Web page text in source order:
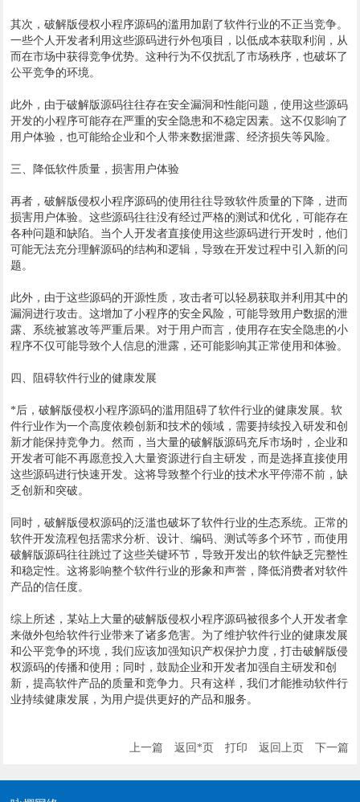
其次，破解版侵权小程序源码的滥用加剧了软件行业的不正当竞争。
一些个人开发者利用这些源码进行外包项目，以低成本获取利润，从
而在市场中获得竞争优势。这种行为不仅扰乱了市场秩序，也破坏了
公平竞争的环境。
此外，由于破解版源码往往存在安全漏洞和性能问题，使用这些源码
开发的小程序可能存在严重的安全隐患和不稳定因素。这不仅影响了
用户体验，也可能给企业和个人带来数据泄露、经济损失等风险。
三、降低软件质量，损害用户体验
再者，破解版侵权小程序源码的使用往往导致软件质量的下降，进而
损害用户体验。这些源码往往没有经过严格的测试和优化，可能存在
各种问题和缺陷。当个人开发者直接使用这些源码进行开发时，他们
可能无法充分理解源码的结构和逻辑，导致在开发过程中引入新的问
题。
此外，由于这些源码的开源性质，攻击者可以轻易获取并利用其中的
漏洞进行攻击。这增加了小程序的安全风险，可能导致用户数据的泄
露、系统被篡改等严重后果。对于用户而言，使用存在安全隐患的小
程序不仅可能导致个人信息的泄露，还可能影响其正常使用和体验。
四、阻碍软件行业的健康发展
*后，破解版侵权小程序源码的滥用阻碍了软件行业的健康发展。软
件行业作为一个高度依赖创新和技术的领域，需要持续投入研发和创
新才能保持竞争力。然而，当大量的破解版源码充斥市场时，企业和
开发者可能不再愿意投入大量资源进行自主研发，而是选择直接使用
这些源码进行快速开发。这将导致整个行业的技术水平停滞不前，缺
乏创新和突破。
同时，破解版侵权源码的泛滥也破坏了软件行业的生态系统。正常的
软件开发流程包括需求分析、设计、编码、测试等多个环节，而使用
破解版源码往往跳过了这些关键环节，导致开发出的软件缺乏完整性
和稳定性。这将影响整个软件行业的形象和声誉，降低消费者对软件
产品的信任度。
综上所述，某站上大量的破解版侵权小程序源码被很多个人开发者拿
来做外包给软件行业带来了诸多危害。为了维护软件行业的健康发展
和公平竞争的环境，我们应该加强知识产权保护力度，打击破解版侵
权源码的传播和使用；同时，鼓励企业和开发者加强自主研发和创
新，提高软件产品的质量和竞争力。只有这样，我们才能推动软件行
业持续健康发展，为用户提供更好的产品和服务。
上一篇 返回*页 打印 返回上页 下一篇